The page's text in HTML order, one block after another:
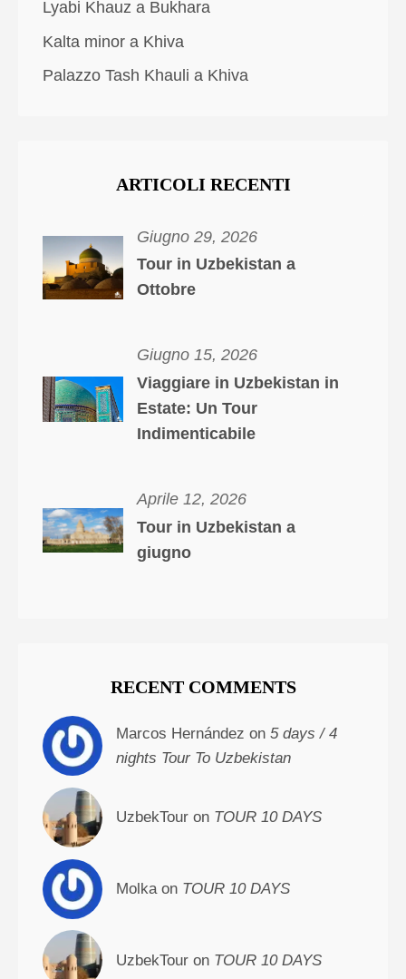
Lyabi Khauz a Bukhara
Kalta minor a Khiva
Palazzo Tash Khauli a Khiva
ARTICOLI RECENTI
Giugno 29, 2026
Tour in Uzbekistan a
Ottobre
Giugno 15, 2026
Viaggiare in Uzbekistan in
Estate: Un Tour
Indimenticabile
Aprile 12, 2026
Tour in Uzbekistan a
giugno
RECENT COMMENTS
Marcos Hernández on 5 days / 4
nights Tour To Uzbekistan
UzbekTour on TOUR 10 DAYS
Molka on TOUR 10 DAYS
UzbekTour on TOUR 10 DAYS